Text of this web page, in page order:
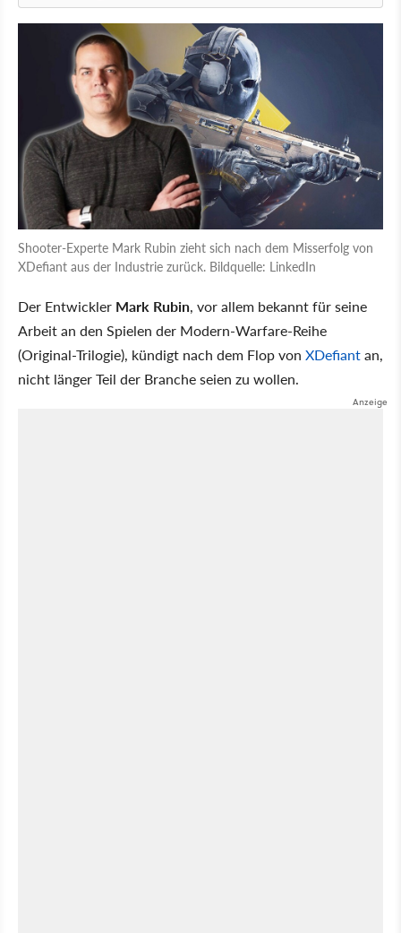
Shooter-Experte Mark Rubin zieht sich nach dem Misserfolg von
XDefiant aus der Industrie zurück. Bildquelle: LinkedIn
Der Entwickler Mark Rubin, vor allem bekannt für seine
Arbeit an den Spielen der Modern-Warfare-Reihe
(Original-Trilogie), kündigt nach dem Flop von XDefiantan,
nicht länger Teil der Branche seien zu wollen.